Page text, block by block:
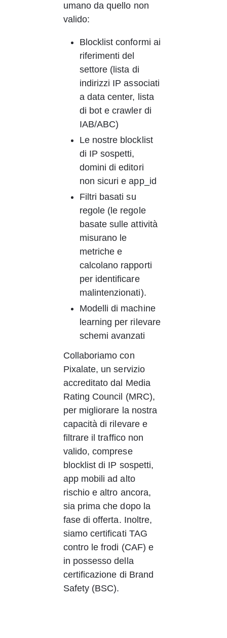
umano da quello non
valido:
Blocklist conformi ai
riferimenti del
settore (lista di
indirizzi IP associati
a data center, lista
di bot e crawler di
IAB/ABC)
Le nostre blocklist
di IP sospetti,
domini di editori
non sicuri e app_id
Filtri basati su
regole (le regole
basate sulle attività
misurano le
metriche e
calcolano rapporti
per identificare
malintenzionati).
Modelli di machine
learning per rilevare
schemi avanzati
Collaboriamo con
Pixalate, un servizio
accreditato dal Media
Rating Council (MRC),
per migliorare la nostra
capacità di rilevare e
filtrare il traffico non
valido, comprese
blocklist di IP sospetti,
app mobili ad alto
rischio e altro ancora,
sia prima che dopo la
fase di offerta. Inoltre,
siamo certificati TAG
contro le frodi (CAF) e
in possesso della
certificazione di Brand
Safety (BSC).